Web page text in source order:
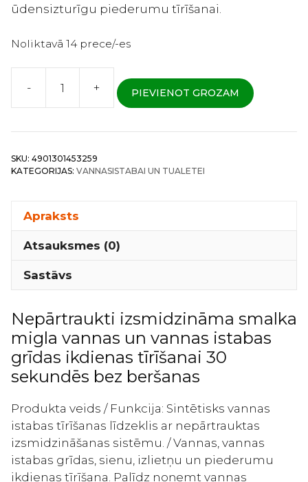
ūdensizturīgu piederumu tīrīšanai.
Noliktavā 14 prece/-es
-
Kao
Bath
Magiclean
Ātras
iedarbības
līdzeklis
ar
ziedu
aromātu
daudzums
+ PIEVIENOT GROZAM
SKU: 4901301453259
KATEGORIJAS: VANNASISTABAI UN TUALETEI
Apraksts
Atsauksmes (0)
Sastāvs
Nepārtraukti izsmidzināma smalka
migla vannas un vannas istabas
grīdas ikdienas tīrīšanai 30
sekundēs bez beršanas
Produkta veids / Funkcija: Sintētisks vannas
istabas tīrīšanas līdzeklis ar nepārtrauktas
izsmidzināšanas sistēmu. / Vannas, vannas
istabas grīdas, sienu, izlietņu un piederumu
ikdienas tīrīšana. Palīdz noņemt vannas